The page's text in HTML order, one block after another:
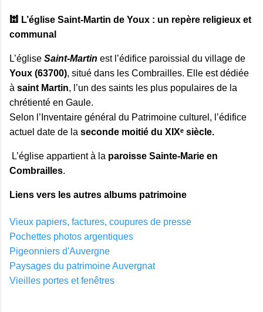
🕍 L’église Saint‑Martin de Youx : un repère religieux et
communal
L’église Saint‑Martin
Youx (63700), situé dans les Combrailles. Elle est dédiée
à saint Martin, l’un des saints les plus populaires de la
chrétienté en Gaule.
Selon l’Inventaire général du Patrimoine culturel, l’édifice
actuel date de la seconde moitié du XIXᵉ siècle.
L’église appartient à la paroisse Sainte‑Marie en
Combrailles.
Liens vers les autres albums patrimoine
Vieux papiers, factures, coupures de presse
Pochettes photos argentiques
Pigeonniers d'Auvergne
Paysages du patrimoine Auvergnat
Vieilles portes et fenêtres